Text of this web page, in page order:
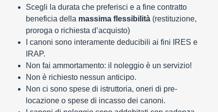
Scegli la durata che preferisci e a fine contratto
beneficia della massima flessibilità (restituzione,
proroga o richiesta d’acquisto)
I canoni sono interamente deducibili ai fini IRES e
IRAP.
Non fai ammortamento: il noleggio è un servizio!
Non è richiesto nessun anticipo.
Non ci sono spese di istruttoria, oneri di pre-
locazione o spese di incasso dei canoni.